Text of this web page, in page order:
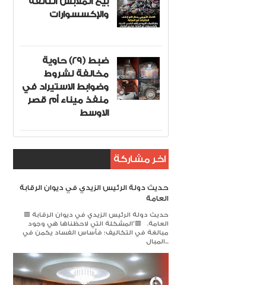
والإكسسوارات
ضبط (29) حاوية
مخالفة لشروط
وضوابط الاستيراد في
منفذ ميناء أم قصر
الاوسط
اخر مشاركة
حديث دولة الرئيس الزيدي في ديوان الرقابة
العامة
🟥 حديث دولة الرئيس الزيدي في ديوان الرقابة
العامة. 🟥​"المشكلة التي لاحظناها هي وجود
مبالغة في التكاليف؛ فأساس الفساد يكمن في
المبال...